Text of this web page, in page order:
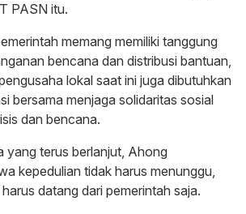
PASN itu.
memang memiliki tanggung
bencana dan distribusi bantuan,
lokal saat ini juga dibutuhkan
bersama menjaga solidaritas sosial
dan bencana.
yang terus berlanjut, Ahong
kepedulian tidak harus menunggu,
datang dari pemerintah saja.